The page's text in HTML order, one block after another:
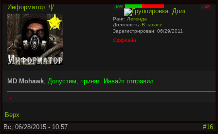
Информатор \|/ +1060 -1421
Ранг: Легенда
Должность:В запасе
Зарегистрирован: 06/29/2011
Оффлайн
MD Mohawk, Допустим, принят. Инвайт отправил.
Верх
Вс, 06/28/2015 - 10:57
#16